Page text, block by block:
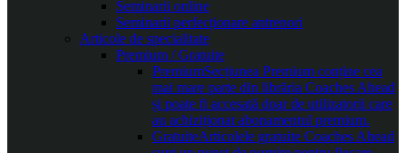
Seminarii online
Seminarii perfecționare antrenori
Articole de specialitate
Premium / Gratuite
PremiumSecțiunea Premium conține cea
mai mare parte din librăria Coaches Ahead
și poate fi accesată doar de utilizatorii care
au achiziționat abonamentul premium.
GratuiteArticolele gratuite Coaches Ahead